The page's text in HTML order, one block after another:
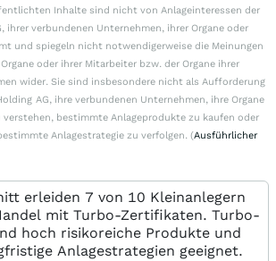
Inhalte sind nicht von Anlageinteressen der
ihrer verbundenen Unternehmen, ihrer Organe oder
und spiegeln nicht notwendigerweise die Meinungen
oder ihrer Mitarbeiter bzw. der Organe ihrer
wider. Sie sind insbesondere nicht als Aufforderung
AG, ihre verbundenen Unternehmen, ihre Organe
bestimmte Anlageprodukte zu kaufen oder
Anlagestrategie zu verfolgen. (Ausführlicher
erleiden 7 von 10 Kleinanlegern
mit Turbo-Zertifikaten. Turbo-
hoch risikoreiche Produkte und
Anlagestrategien geeignet.